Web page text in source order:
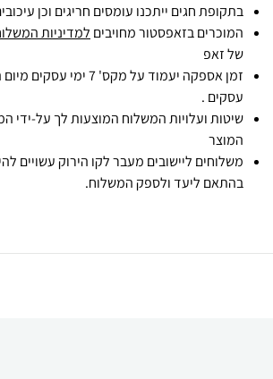
בתקופת חגים ייתכנו עומסים חריגים וכן
המוכרים בזאפסטור מחויבים למדיניות
של זאפ
זמן אספקה יעמוד על מקס' 7 ימי עסקים מיום הזמנה,
עסקים .
שיטות ועלויות המשלוח המוצעות לך על-ידי
המוצר
משלוחים ליישובים מעבר לקו הירוק עשויים
בהתאם ליעד ולספק המשלוח.